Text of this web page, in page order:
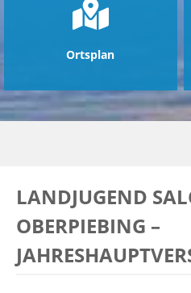
Ortsplan
LANDJUGEND
OBERPIEBING –